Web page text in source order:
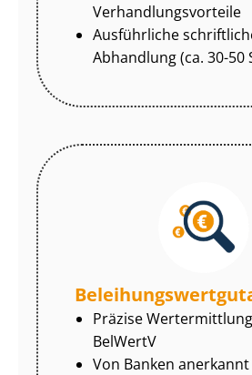
Ver­hand­lungs­vor­tei­le
Ausführliche
Abhandlung (ca. 30-50
Präzise
BelWertV
Von Banken anerkannt